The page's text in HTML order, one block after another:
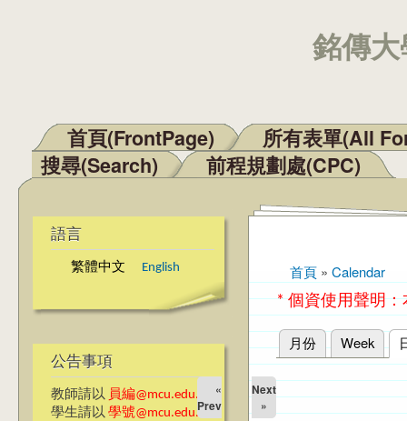
銘傳
主選單
首頁(FrontPage)
所有表單(All
搜尋(Search)
前程規劃處(CPC)
語言
繁體中文 English
公告事項
教師請以 員編@mcu.edu.tw
學生請以 學號@mcu.edu.tw
您在這裡
首頁 » Calendar
* 個資使用聲明
主要索引標籤
月份 Week
«
Prev
Next
»